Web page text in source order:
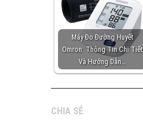
Máy Đo Đường Huyết
Omron: Thông Tin Chi Tiết
Và Hướng Dẫn…
CHIA SẺ